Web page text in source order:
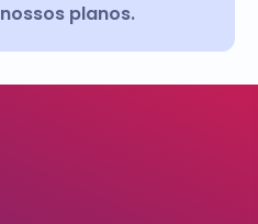
nossos planos.